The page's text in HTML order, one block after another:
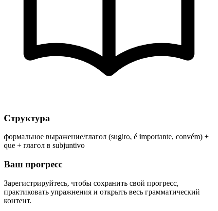
Структура
формальное выражение/глагол (sugiro, é importante, convém) +
que + глагол в subjuntivo
Ваш прогресс
Зарегистрируйтесь, чтобы сохранить свой прогресс,
практиковать упражнения и открыть весь грамматический
контент.